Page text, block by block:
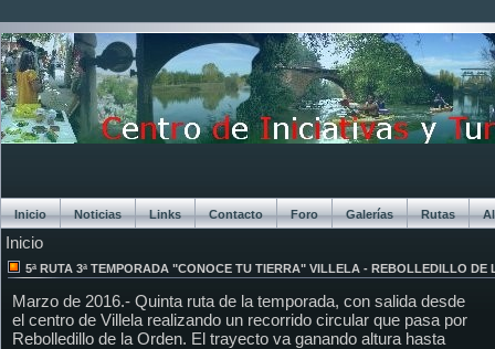
Inicio Noticias Links Contacto Foro Galerías Rutas
Chat
Inicio
5ª RUTA 3ª TEMPORADA "CONOCE TU TIERRA" VILLELA - REBOLLEDILLO DE
Marzo de 2016.- Quinta ruta de la temporada, con salida desde
el centro de Villela realizando un recorrido circular que pasa por
Rebolledillo de la Orden. El trayecto va ganando altura hasta